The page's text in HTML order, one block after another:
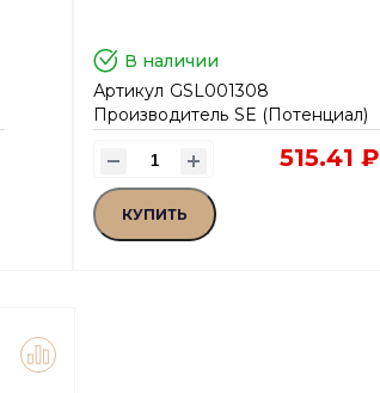
В наличии
Артикул GSL001308
Производитель SE (Потенциал)
515.41 ₽
КУПИТЬ